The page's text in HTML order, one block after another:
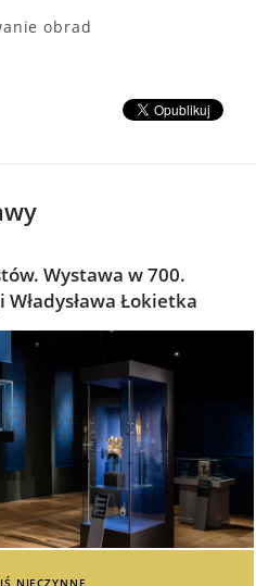
obrad
Wystawa w 700.
Łokietka
NIECZYNNE